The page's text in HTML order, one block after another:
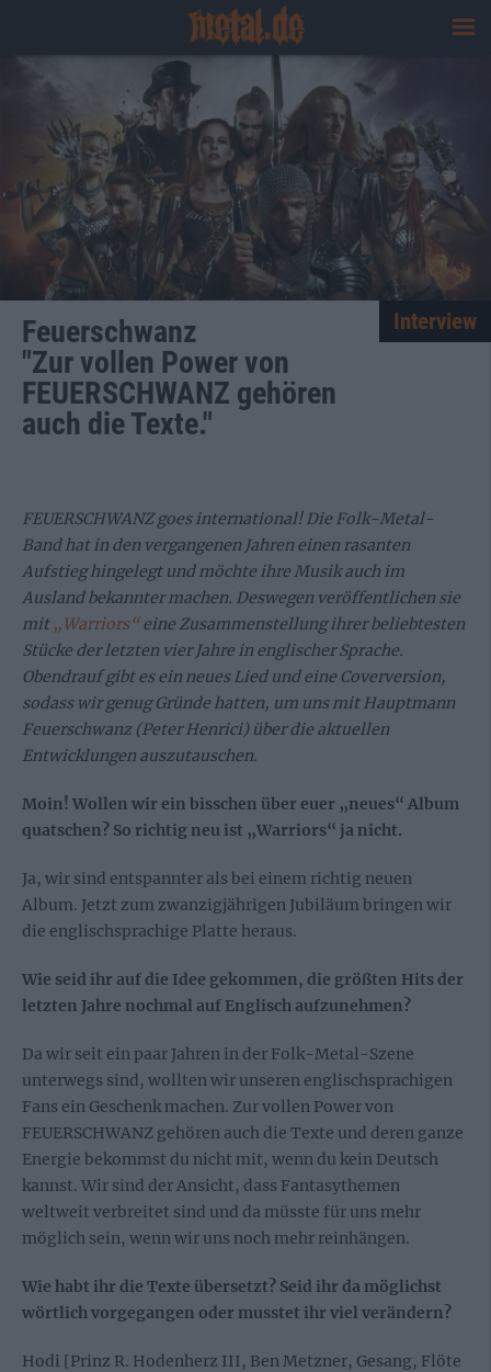
Feuerschwanz
"Zur vollen Power von
FEUERSCHWANZ gehören
auch die Texte."
Interview
FEUERSCHWANZ goes international! Die Folk-Metal-
Band hat in den vergangenen Jahren einen rasanten
Aufstieg hingelegt und möchte ihre Musik auch im
Ausland bekannter machen. Deswegen veröffentlichen sie
mit „Warriors“eine Zusammenstellung ihrer beliebtesten
Stücke der letzten vier Jahre in englischer Sprache.
Obendrauf gibt es ein neues Lied und eine Coverversion,
sodass wir genug Gründe hatten, um uns mit Hauptmann
Feuerschwanz (Peter Henrici) über die aktuellen
Entwicklungen auszutauschen.
Moin! Wollen wir ein bisschen über euer „neues“ Album
quatschen? So richtig neu ist „Warriors“ ja nicht.
Ja, wir sind entspannter als bei einem richtig neuen
Album. Jetzt zum zwanzigjährigen Jubiläum bringen wir
die englischsprachige Platte heraus.
Wie seid ihr auf die Idee gekommen, die größten Hits der
letzten Jahre nochmal auf Englisch aufzunehmen?
Da wir seit ein paar Jahren in der Folk-Metal-Szene
unterwegs sind, wollten wir unseren englischsprachigen
Fans ein Geschenk machen. Zur vollen Power von
FEUERSCHWANZ gehören auch die Texte und deren ganze
Energie bekommst du nicht mit, wenn du kein Deutsch
kannst. Wir sind der Ansicht, dass Fantasythemen
weltweit verbreitet sind und da müsste für uns mehr
möglich sein, wenn wir uns noch mehr reinhängen.
Wie habt ihr die Texte übersetzt? Seid ihr da möglichst
wörtlich vorgegangen oder musstet ihr viel verändern?
Hodi [Prinz R. Hodenherz III, Ben Metzner, Gesang, Flöte